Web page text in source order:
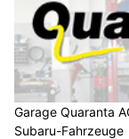
Garage Quaranta
Subaru-Fahrzeuge